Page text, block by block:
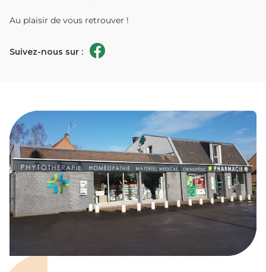
Au plaisir de vous retrouver !
Suivez-nous sur :